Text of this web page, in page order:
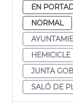
EN
NORMAL
HEMICICLE
JUNTA
SALÓ DE